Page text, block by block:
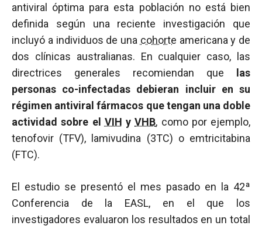
antiviral óptima para esta población no está bien
definida según una reciente investigación que
incluyó a individuos de una cohorte americana y de
dos clínicas australianas. En cualquier caso, las
directrices generales recomiendan que
las
personas co-infectadas debieran incluir en su
régimen antiviral fármacos que tengan una doble
actividad sobre el VIH yVHB, como por ejemplo,
tenofovir (TFV), lamivudina (3TC) o emtricitabina
(FTC).
El estudio se presentó el mes pasado en la 42ª
Conferencia de la EASL, en el que los
investigadores evaluaron los resultados en un total